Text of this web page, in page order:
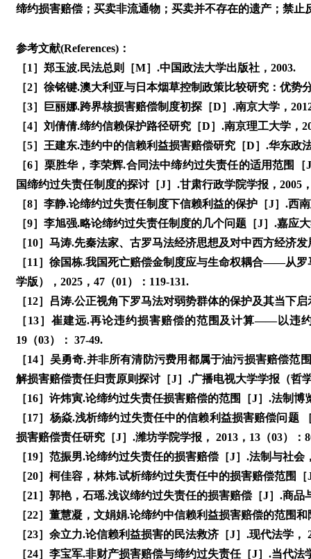
缔约损害赔偿；买卖非流通物；买卖并不存在的遗产；禁止
参考文献(References)：
［1］郑玉波.民法总则［M］.中国政法大学出版社，2003.
［2］徐铭键.澳大利亚与日本烟草控制政策比较研究：优
［3］巨丽娜.跨界核损害赔偿制度初探［D］.南京大学，
［4］刘倩倩.缔约信赖保护路径研究［D］.南京理工大学，
［5］王建东.违约中的信赖利益损害赔偿研究［D］.华东政
［6］栗胜华，李荣辉.合同法中缔约过失责任的适用范围
国缔约过失责任制度的探讨［J］.甘肃行政学院学报，2005
［8］李静.论缔约过失责任制度下信赖利益的保护［J］.西
［9］李旭强.略论缔约过失责任制度的几个问题［J］.嘉应
［10］马涛.先秦法家、古罗马法经济思想及对中西方经济
［11］徐国栋.我国死亡赔偿金制度应与生命权耦合——从
学版），2025，47（01）：119-131.
［12］吕涛.公正视角下罗马法对弱势群体的保护及其当下
［13］崔建远.再论违约损害赔偿的范围及计算——以违
19（03）： 37-49.
［14］吴勇奇.并非所有清防污费用都属于油污损害赔偿范
解损害赔偿责任归责原则探讨［J］.广播电视大学学报（哲
［16］许炜寅.论缔约过失责任损害赔偿的范围［J］.法制博
［17］杨焱.浅析缔约过失责任中的信赖利益损害赔偿问题
损害赔偿责任研究［J］.潍坊学院学报， 2013，13（03）：
［19］范振男.论缔约过失责任的损害赔偿［J］.法制与社会
［20］柯佳容，林炜.试析缔约过失责任中的损害赔偿范围
［21］郭艳，石瑶.浅议缔约过失责任的损害赔偿［J］.商品
［22］董慧凝，文娟娟.论缔约中信赖利益损害赔偿的范围
［23］余立力.论信赖利益损害的民法救济［J］.现代法学，
［24］李宝军.非财产损害赔偿与缔约过失责任［J］.当代法